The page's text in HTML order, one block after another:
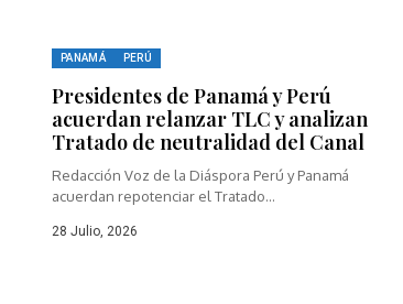
PANAMÁ PERÚ
Presidentes de Panamá y Perú
acuerdan relanzar TLC y analizan
Tratado de neutralidad del Canal
Redacción Voz de la Diáspora Perú y Panamá
acuerdan repotenciar el Tratado...
28 Julio, 2026